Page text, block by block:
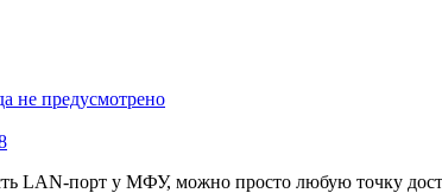
не предусмотрено
LAN-порт у МФУ, можно просто любую точку